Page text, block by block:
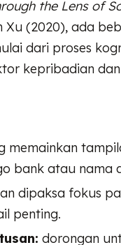
the Lens of
Xu (2020), ada
dari proses
kepribadian
memainkan
bank atau nama
dipaksa fokus
penting.
dorongan